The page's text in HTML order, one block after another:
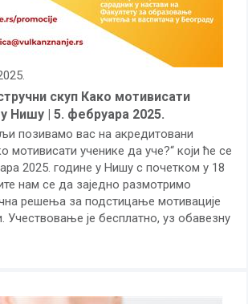
скуп Како мотивисати
Нишу | 5. фебруара 2025.
позивамо вас на акредитовани
мотивисати ученике да уче?“ који ће се
2025. године у Нишу с почетком у 18
нам се да заједно размотримо
решења за подстицање мотивације
Учествовање је бесплатно, уз обавезну